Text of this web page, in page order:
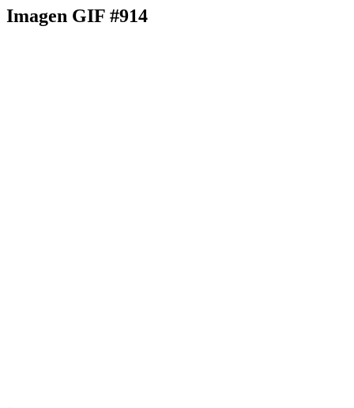
Imagen GIF #914